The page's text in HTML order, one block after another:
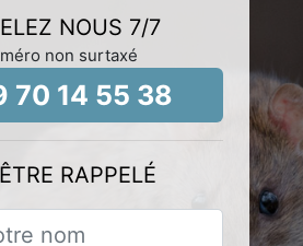
NOUS 7/7
non surtaxé
70 14 55 38
RAPPELÉ